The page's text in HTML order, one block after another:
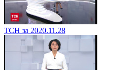
ТСН за 2020.11.28